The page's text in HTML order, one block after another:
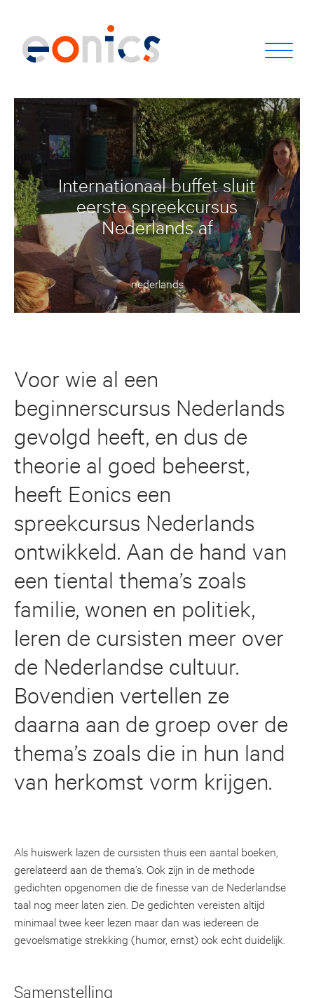
Internationaal buffet sluit
eerste spreekcursus
Nederlands af
nederlands
Voor wie al een
beginnerscursus Nederlands
gevolgd heeft, en dus de
theorie al goed beheerst,
heeft Eonics een
spreekcursus Nederlands
ontwikkeld. Aan de hand van
een tiental thema’s zoals
familie, wonen en politiek,
leren de cursisten meer over
de Nederlandse cultuur.
Bovendien vertellen ze
daarna aan de groep over de
thema’s zoals die in hun land
van herkomst vorm krijgen.
Als huiswerk lazen de cursisten thuis een aantal boeken,
gerelateerd aan de thema’s. Ook zijn in de methode
gedichten opgenomen die de finesse van de Nederlandse
taal nog meer laten zien. De gedichten vereisten altijd
minimaal twee keer lezen maar dan was iedereen de
gevoelsmatige strekking (humor, ernst) ook echt duidelijk.
Samenstelling